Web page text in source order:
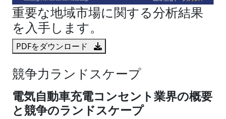
重要な地域市場に関する分析結果
を入手します。
PDFをダウンロード
競争力ランドスケープ
電気自動車充電コンセント業界の概要
と競争のランドスケープ